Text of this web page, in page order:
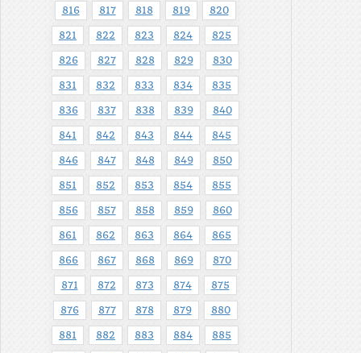
816 817 818 819 820
821 822 823 824 825
826 827 828 829 830
831 832 833 834 835
836 837 838 839 840
841 842 843 844 845
846 847 848 849 850
851 852 853 854 855
856 857 858 859 860
861 862 863 864 865
866 867 868 869 870
871 872 873 874 875
876 877 878 879 880
881 882 883 884 885